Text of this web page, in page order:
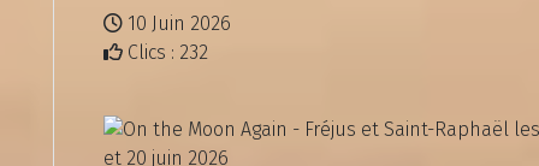
10 Juin 2026
Clics : 232